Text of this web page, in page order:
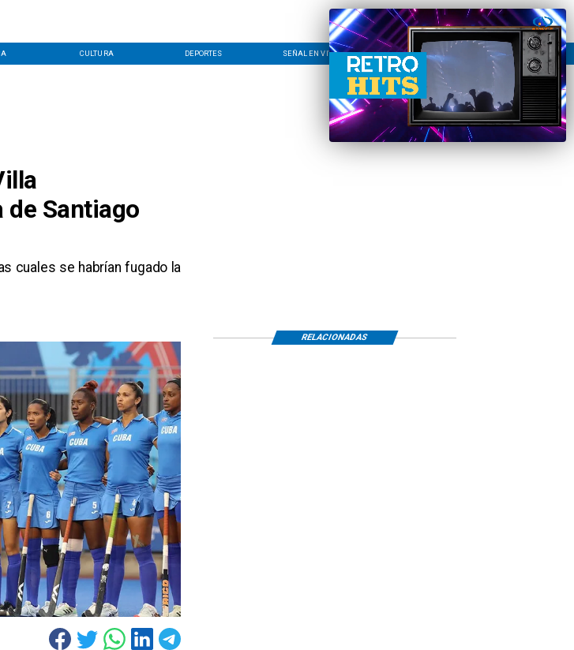
CULTURA DEPORTES SEÑAL EN VIVO CONTACTO LÍNEA EDITORIAL
de Santiago
cuales se habrían fugado la
RELACIONADAS